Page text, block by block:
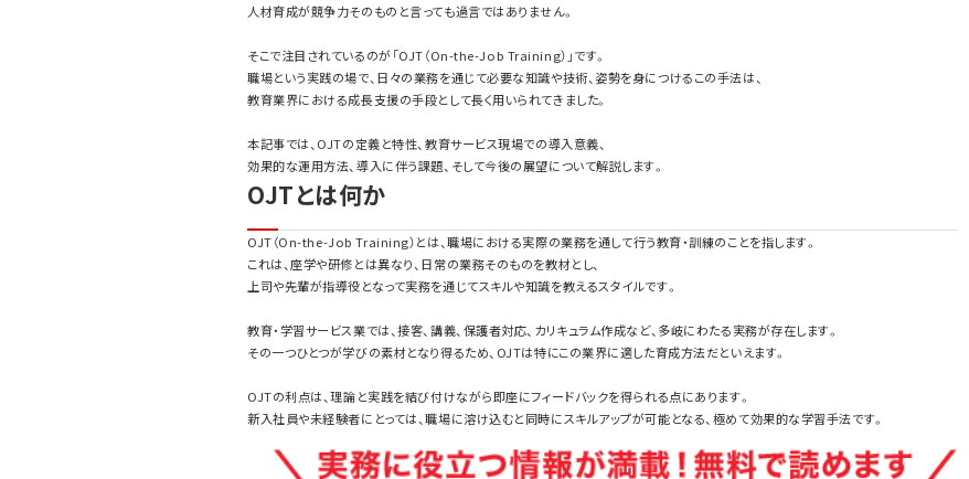
人材育成が競争力そのものと言っても過言ではありません。
そこで注目されているのが「OJT（On-the-Job Training）」です。
職場という実践の場で、日々の業務を通じて必要な知識や技術、姿勢を身につけるこの手法は、
教育業界における成長支援の手段として長く用いられてきました。
本記事では、OJTの定義と特性、教育サービス現場での導入意義、
効果的な運用方法、導入に伴う課題、そして今後の展望について解説します。
OJTとは何か
OJT（On-the-Job Training）とは、職場における実際の業務を通して行う教育・訓練のことを指します。
これは、座学や研修とは異なり、日常の業務そのものを教材とし、
上司や先輩が指導役となって実務を通じてスキルや知識を教えるスタイルです。
教育・学習サービス業では、接客、講義、保護者対応、カリキュラム作成など、多岐にわたる実務が存在します。
その一つひとつが学びの素材となり得るため、OJTは特にこの業界に適した育成方法だといえます。
OJTの利点は、理論と実践を結び付けながら即座にフィードバックを得られる点にあります。
新入社員や未経験者にとっては、職場に溶け込むと同時にスキルアップが可能となる、極めて効果的な学習手法です。